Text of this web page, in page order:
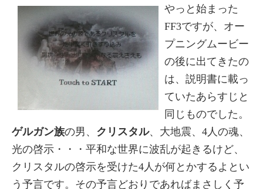
やっと始まった
FF3ですが、オー
プニングムービー
の後に出てきたの
は、説明書に載っ
ていたあらすじと
同じものでした。
ゲルガン族の男、 クリスタル、大地震、4人の魂、
光の啓示・・・平和な世界に波乱が起きるけど、
クリスタルの啓示を受けた4人が何とかするよとい
う予言です。その予言どおりであればまさしく予